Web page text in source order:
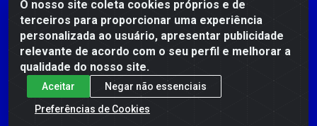
O nosso site coleta cookies próprios e de
terceiros para proporcionar uma experiência
personalizada ao usuário, apresentar publicidade
relevante de acordo com o seu perfil e melhorar a
qualidade do nosso site.
Aceitar
Negar não essenciais
Preferências de Cookies
DIST DE PROD ALIM SÃO ROQUE LTDA - AVENIDA
PROBAHIA, 501 - TOMBA - CIS, FEIRA DE SANTANA /BA
- CEP: 44.092-400 - CNPJ 03.705.630/0003-11